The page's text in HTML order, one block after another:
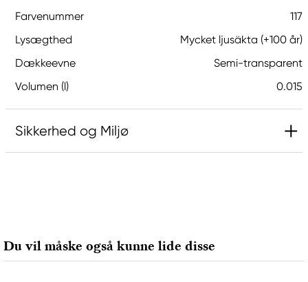
Farvenummer
117
Lysægthed
Mycket ljusäkta (+100 år)
Dækkeevne
Semi-transparent
Volumen (l)
0.015
Sikkerhed og Miljø
1160 Köpenhamn K, Denmark
city@stelling.dk
Du vil måske også kunne lide disse